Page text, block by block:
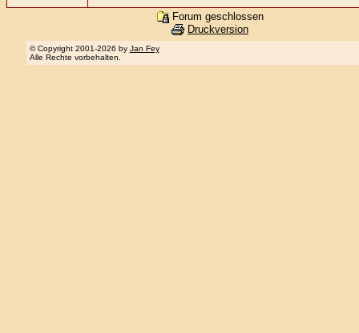
Forum geschlossen
Druckversion
© Copyright 2001-2026 by Jan Fey
Alle Rechte vorbehalten.